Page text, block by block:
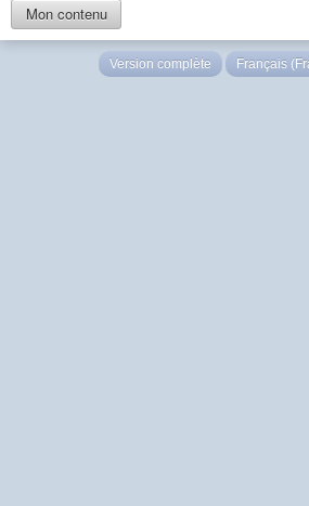
Mon contenu
Version complète Français